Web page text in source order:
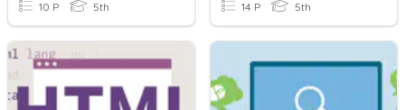
10 P 5th 14 P 5th